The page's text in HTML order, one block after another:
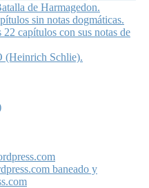
de Harmagedon.
sin notas dogmáticas.
capítulos con sus notas de
Schlie).
baneado y